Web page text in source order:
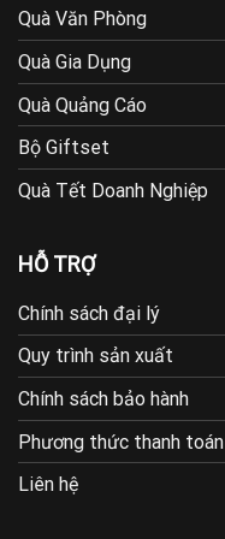
Quà Văn Phòng
Quà Gia Dụng
Quà Quảng Cáo
Bộ Giftset
Quà Tết Doanh Nghiệp
HỖ TRỢ
Chính sách đại lý
Quy trình sản xuất
Chính sách bảo hành
Phương thức thanh toán
Liên hệ